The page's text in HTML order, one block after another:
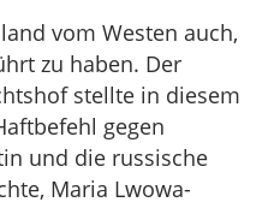
vom Westen auch,
zu haben. Der
stellte in diesem
gegen
und die russische
Maria Lwowa-